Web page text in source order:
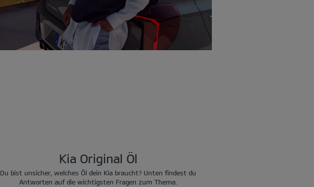
Kia Original Öl
Du bist unsicher, welches Öl dein Kia braucht? Unten findest du
Antworten auf die wichtigsten Fragen zum Thema.